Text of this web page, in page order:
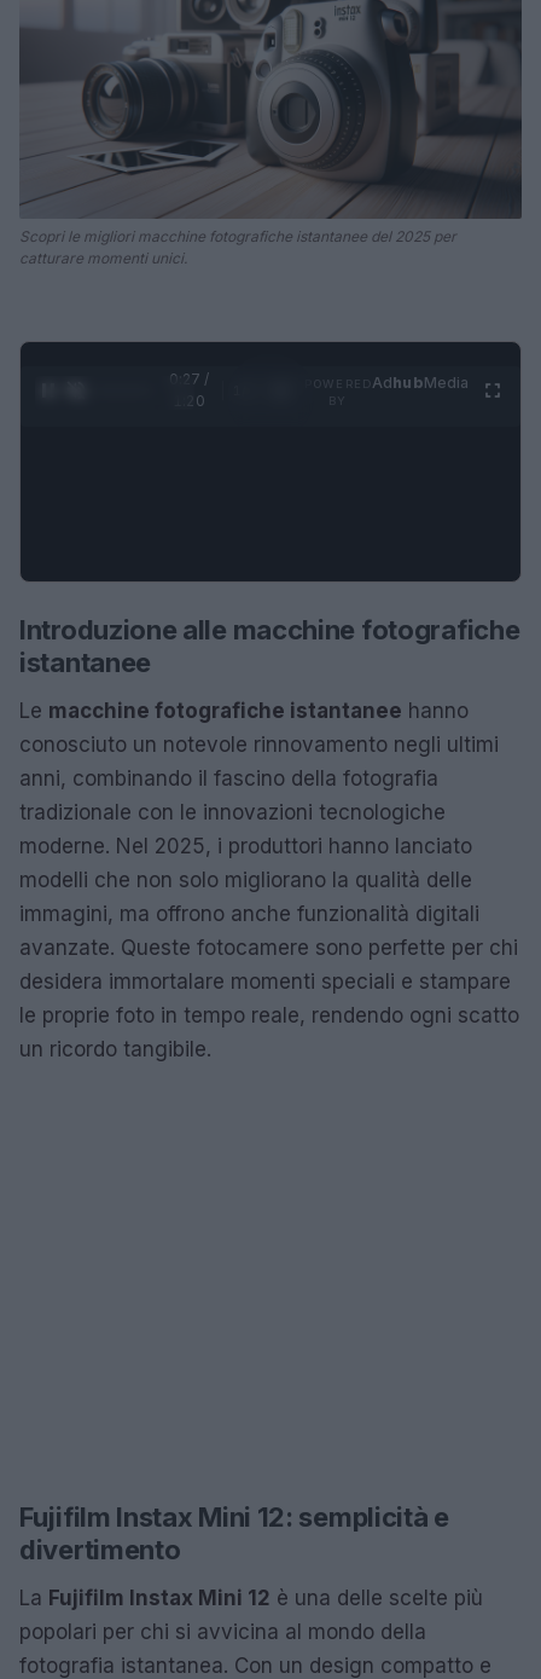
Scopri le migliori macchine fotografiche istantanee del 2025 per
catturare momenti unici.
0:28 /
1:20
AdhubMedia
Introduzione alle macchine fotografiche
istantanee
Le macchine fotografiche istantanee hanno
conosciuto un notevole rinnovamento negli ultimi
anni, combinando il fascino della fotografia
tradizionale con le innovazioni tecnologiche
moderne. Nel 2025, i produttori hanno lanciato
modelli che non solo migliorano la qualità delle
immagini, ma offrono anche funzionalità digitali
avanzate. Queste fotocamere sono perfette per chi
desidera immortalare momenti speciali e stampare
le proprie foto in tempo reale, rendendo ogni scatto
un ricordo tangibile.
Fujifilm Instax Mini 12: semplicità e
divertimento
La Fujifilm Instax Mini 12 è una delle scelte più
popolari per chi si avvicina al mondo della
fotografia istantanea. Con un design compatto e